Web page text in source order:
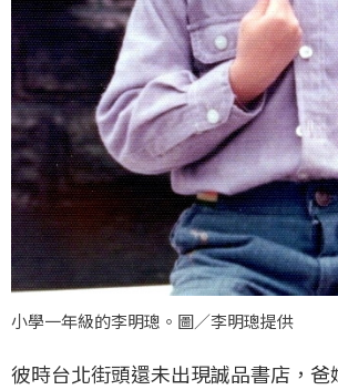
小學一年級的李明璁。圖／李明璁提供
彼時台北街頭還未出現誠品書店，